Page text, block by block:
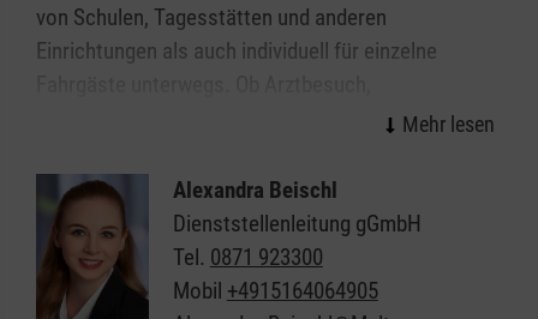
von Schulen, Tagesstätten und anderen
Einrichtungen als auch individuell für einzelne
Behördengang, Ausflug oder der Besuch von
Bei uns steht die freundliche und zuverlässige
Beförderung und die umfassende Betreuung der
Fahrgäste im Vordergrund - vor, während und nach
der Fahrt in Landshut und Umgebung.
Alexandra Beischl
Dienststellenleitung gGmbH
Tel. 0871 923300
Mobil +4915164064905